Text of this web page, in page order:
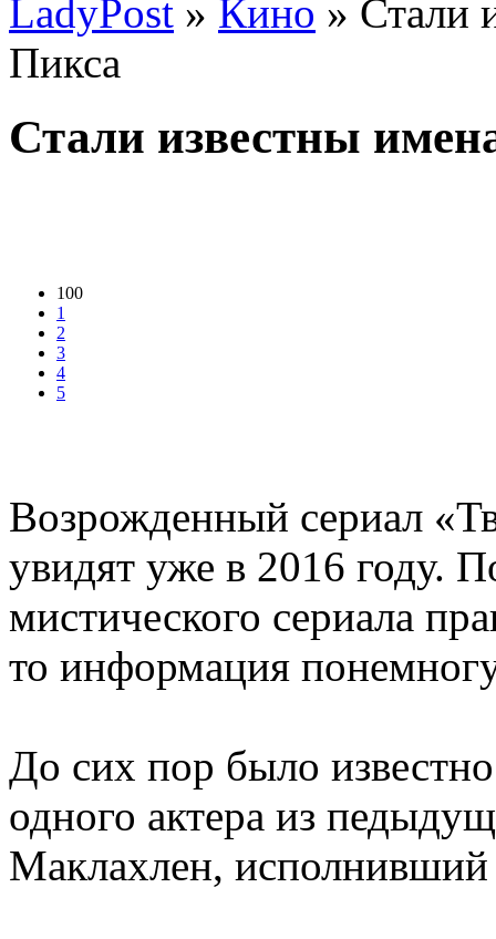
LadyPost » Кино » Стали
Пикса
Стали известны
100
1
2
3
4
5
Возрожденный сериал
увидят уже в 2016 году.
мистического сериала
то информация
До сих пор было
одного актера из
Маклахлен, исполнивший